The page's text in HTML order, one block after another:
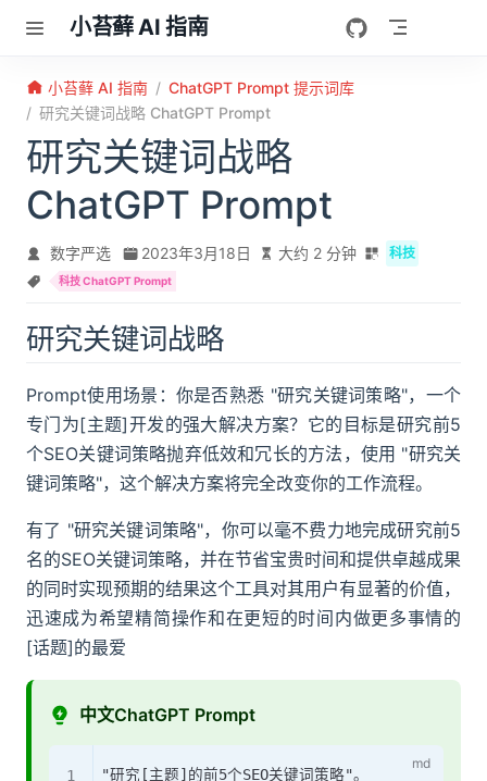
跳至主要內容小苔藓 AI 指南
小苔藓 AI 指南
ChatGPT Prompt 提示词库
研究关键词战略 ChatGPT Prompt
研究关键词战略
ChatGPT Prompt
数字严选 2023年3月18日 大约 2 分钟 科技
科技 ChatGPT Prompt
研究关键词战略
Prompt使用场景：你是否熟悉 "研究关键词策略"，一个
专门为[主题]开发的强大解决方案？它的目标是研究前5
个SEO关键词策略抛弃低效和冗长的方法，使用 "研究关
键词策略"，这个解决方案将完全改变你的工作流程。
有了 "研究关键词策略"，你可以毫不费力地完成研究前5
名的SEO关键词策略，并在节省宝贵时间和提供卓越成果
的同时实现预期的结果这个工具对其用户有显著的价值，
迅速成为希望精简操作和在更短的时间内做更多事情的
[话题]的最爱
中文ChatGPT Prompt